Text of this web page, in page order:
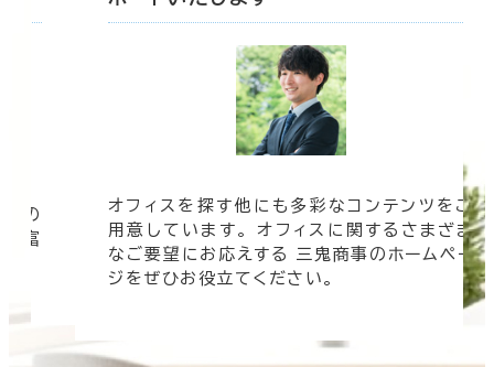
の
豊富
オフィスを探す他にも多彩なコンテンツをご
用意しています。 オフィスに関するさまざま
なご要望にお応えする 三鬼商事のホームペー
ジをぜひお役立てください。